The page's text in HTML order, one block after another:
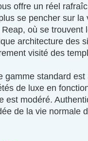
offre un réel
se pencher sur la
où se trouvent
architecture des
visité des
gamme standard
de luxe en
est modéré.
de la vie normale